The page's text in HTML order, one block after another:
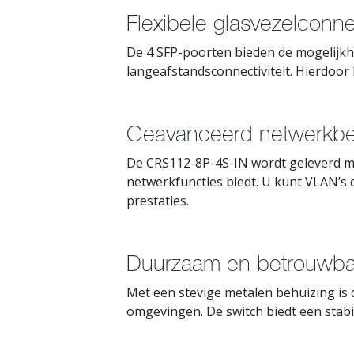
Flexibele
De 4 SFP-poorten bieden de
langeafstandsconnectiviteit.
Geavanceerd
De CRS112-8P-4S-IN wordt geleverd
netwerkfuncties biedt. U kunt
prestaties.
Duurzaam en
Met een stevige metalen behuizing is
omgevingen. De switch biedt een